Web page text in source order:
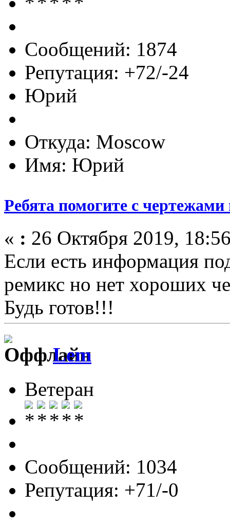
Сообщений: 1874
Репутация: +72/-24
Юрий
Откуда: Moscow
Имя: Юрий
Ребята помогите с
« : 26 Октября 2019,
Если есть информация
ремикс но нет хороших
Будь готов!!!
Lem
Ветеран
Сообщений: 1034
Репутация: +71/-0